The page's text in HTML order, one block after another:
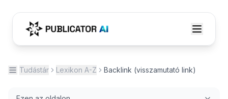
Tudástár Lexikon A-Z Backlink (visszamutató link)